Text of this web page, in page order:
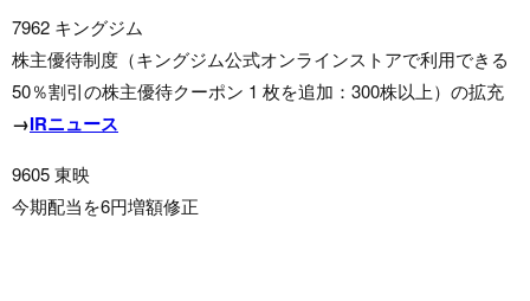
7962 キングジム
株主優待制度（キングジム公式オンラインストアで利用できる
50％割引の株主優待クーポン 1 枚を追加：300株以上）の拡充
→IRニュース
9605 東映
今期配当を6円増額修正